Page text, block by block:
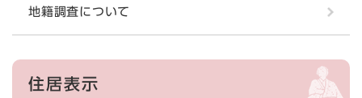
地籍調査について
住居表示